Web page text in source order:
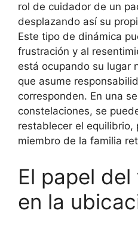
rol de cuidador de un
desplazando así su
Este tipo de dinámica
frustración y al
está ocupando su lugar
que asume
corresponden. En una
constelaciones, se
restablecer el equilibrio,
miembro de la familia
El papel
en la